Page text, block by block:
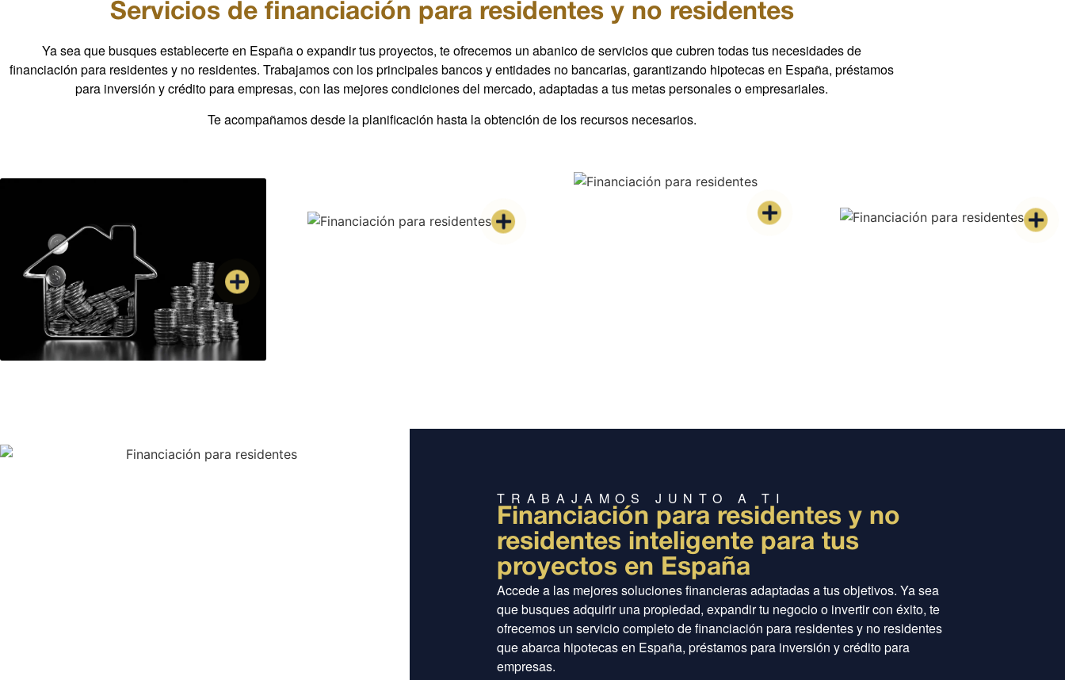
Servicios de financiación para residentes y no residentes
Ya sea que busques establecerte en España o expandir tus proyectos, te ofrecemos un abanico de servicios que cubren todas tus necesidades de
financiación para residentes y no residentes. Trabajamos con los principales bancos y entidades no bancarias, garantizando hipotecas en España, préstamos
para inversión y crédito para empresas, con las mejores condiciones del mercado, adaptadas a tus metas personales o empresariales.
Te acompañamos desde la planificación hasta la obtención de los recursos necesarios.
TRABAJAMOS JUNTO A TI
Financiación para residentes y no
residentes inteligente para tus
proyectos en España
Accede a las mejores soluciones financieras adaptadas a tus objetivos. Ya sea
que busques adquirir una propiedad, expandir tu negocio o invertir con éxito, te
ofrecemos un servicio completo de financiación para residentes y no residentes
que abarca hipotecas en España, préstamos para inversión y crédito para
empresas.